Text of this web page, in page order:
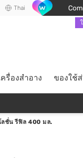
Thai
ครื่องสำอาง ของใช้
ลชั่น รีฟิล 400 มล.